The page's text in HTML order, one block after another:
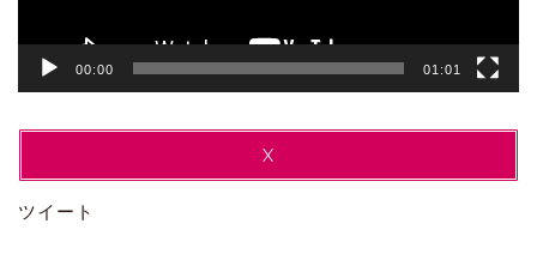
00:00 01:01
X
ツイート